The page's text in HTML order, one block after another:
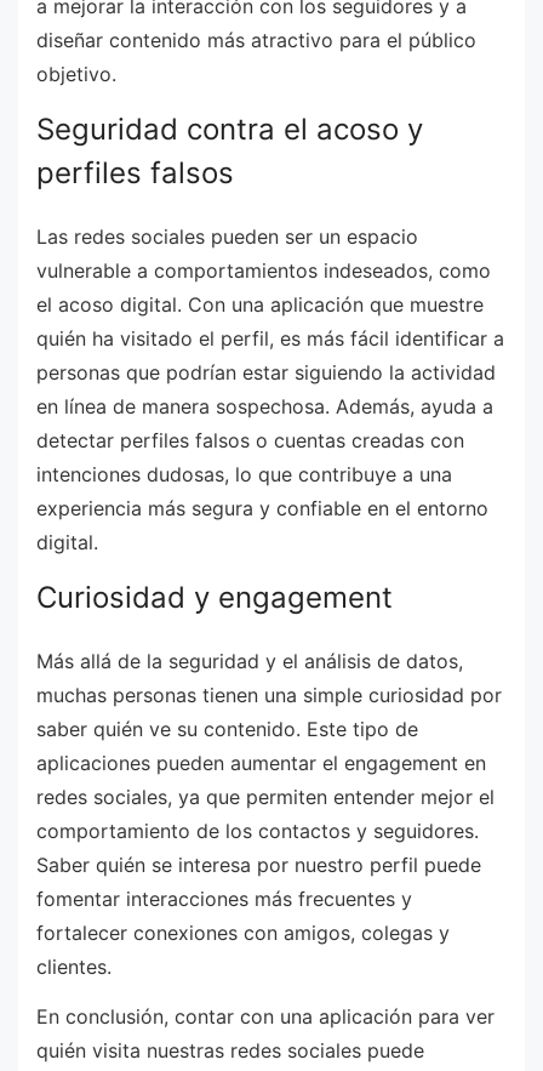
a mejorar la interacción con los seguidores y a
diseñar contenido más atractivo para el público
objetivo.
Seguridad contra el acoso y
perfiles falsos
Las redes sociales pueden ser un espacio
vulnerable a comportamientos indeseados, como
el acoso digital. Con una aplicación que muestre
quién ha visitado el perfil, es más fácil identificar a
personas que podrían estar siguiendo la actividad
en línea de manera sospechosa. Además, ayuda a
detectar perfiles falsos o cuentas creadas con
intenciones dudosas, lo que contribuye a una
experiencia más segura y confiable en el entorno
digital.
Curiosidad y engagement
Más allá de la seguridad y el análisis de datos,
muchas personas tienen una simple curiosidad por
saber quién ve su contenido. Este tipo de
aplicaciones pueden aumentar el engagement en
redes sociales, ya que permiten entender mejor el
comportamiento de los contactos y seguidores.
Saber quién se interesa por nuestro perfil puede
fomentar interacciones más frecuentes y
fortalecer conexiones con amigos, colegas y
clientes.
En conclusión, contar con una aplicación para ver
quién visita nuestras redes sociales puede